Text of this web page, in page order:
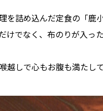
を詰め込んだ定食の「鹿小
けでなく、布のりが入
越しで心もお腹も満たし